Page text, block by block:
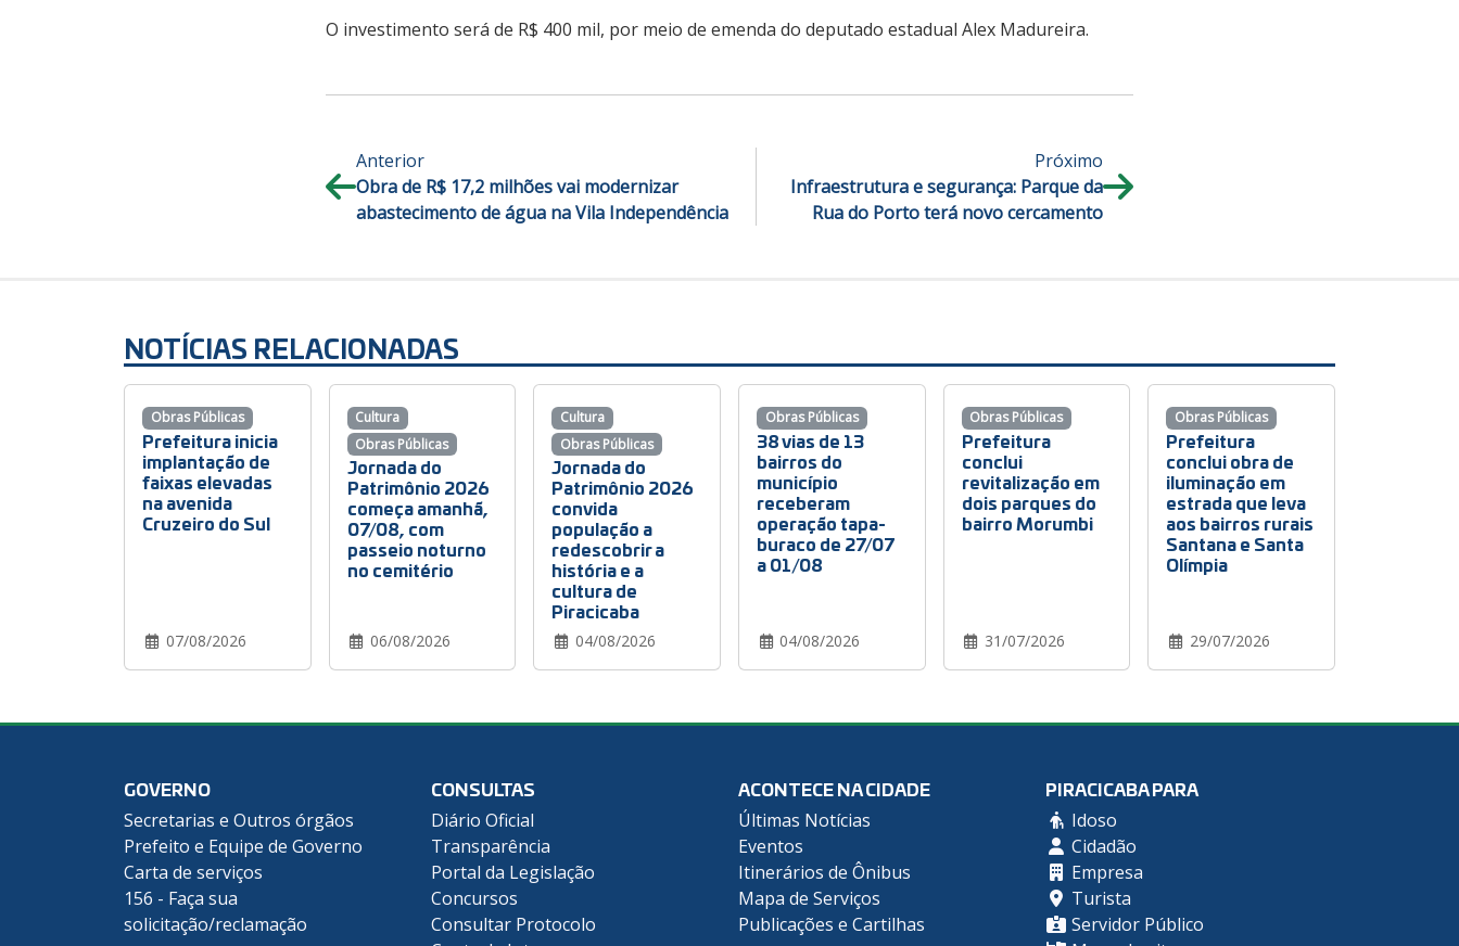
O investimento será de R$ 400 mil, por meio de emenda do deputado estadual Alex Madureira.
Anterior
Obra de R$ 17,2 milhões vai modernizar
abastecimento de água na Vila Independência
Próximo
Infraestrutura e segurança: Parque da
Rua do Porto terá novo cercamento
NOTÍCIAS RELACIONADAS
Prefeitura inicia
implantação de
faixas elevadas
na avenida
Cruzeiro do Sul
07/08/2026
Obras Públicas
Jornada do
Patrimônio 2026
começa amanhã,
07/08, com
passeio noturno
no cemitério
06/08/2026
Cultura
Obras Públicas
Jornada do
Patrimônio 2026
convida
população a
redescobrir a
história e a
cultura de
Piracicaba
04/08/2026
Cultura
Obras Públicas
38 vias de 13
bairros do
município
receberam
operação tapa-
buraco de 27/07
a 01/08
04/08/2026
Obras Públicas
Prefeitura
conclui
revitalização em
dois parques do
bairro Morumbi
31/07/2026
Obras Públicas
Prefeitura
conclui obra de
iluminação em
estrada que leva
aos bairros rurais
Santana e Santa
Olímpia
29/07/2026
Obras Públicas
GOVERNO
Secretarias e Outros órgãos
Prefeito e Equipe de Governo
Carta de serviços
156 - Faça sua
solicitação/reclamação
CONSULTAS
Diário Oficial
Transparência
Portal da Legislação
Concursos
Consultar Protocolo
ACONTECE NA CIDADE
Últimas Notícias
Eventos
Itinerários de Ônibus
Mapa de Serviços
Publicações e Cartilhas
PIRACICABA PARA
Idoso
Cidadão
Empresa
Turista
Servidor Público